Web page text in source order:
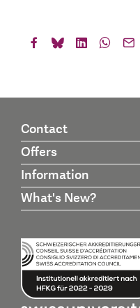
Contact
Offers
Information
What's New?